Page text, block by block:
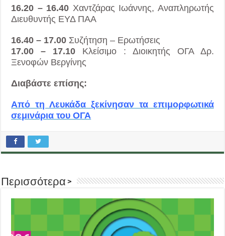
16.20 – 16.40 Χαντζάρας Ιωάννης, Αναπληρωτής
Διευθυντής ΕΥΔ ΠΑΑ
16.40 – 17.00 Συζήτηση – Ερωτήσεις
17.00 – 17.10 Κλείσιμο : Διοικητής ΟΓΑ Δρ.
Ξενοφών Βεργίνης
Διαβάστε επίσης:
Από τη Λευκάδα ξεκίνησαν τα επιμορφωτικά
σεμινάρια του ΟΓΑ
Περισσότερα >